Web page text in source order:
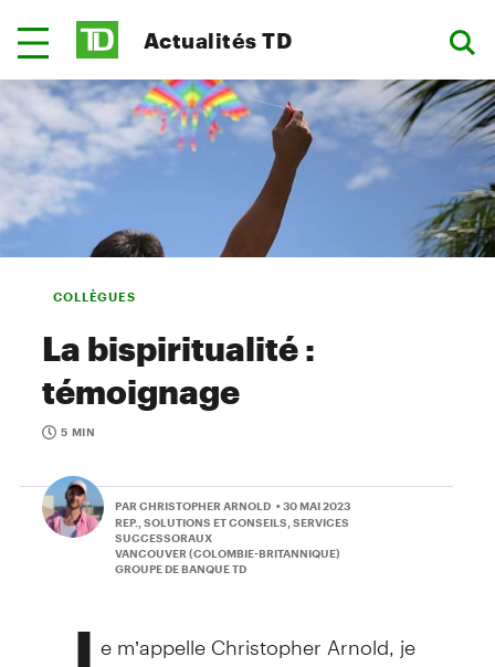
Actualités TD
COLLÈGUES
La bispiritualité :
témoignage
5 MIN
PAR CHRISTOPHER ARNOLD • 30 MAI 2023
REP., SOLUTIONS ET CONSEILS, SERVICES
SUCCESSORAUX
VANCOUVER (COLOMBIE-BRITANNIQUE)
GROUPE DE BANQUE TD
e m’appelle Christopher Arnold, je